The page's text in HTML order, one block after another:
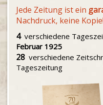
Jede Zeitung ist ein
Nachdruck, keine Kopie!
4verschiedene
Februar 1925
28 verschiedene
Tageszeitung